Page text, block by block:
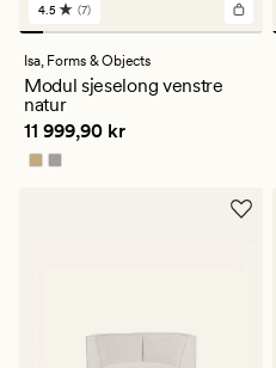
7
anmeldelser
med
en
gjennomsnittlig
vurdering
på
4.5
4.5 (7)
Isa, Forms & Objects
Modul sjeselong venstre
natur
Pris 11 999,90 kr
11 999,90 kr